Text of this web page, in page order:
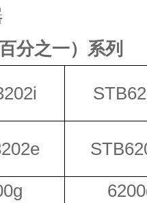
分之一）系列